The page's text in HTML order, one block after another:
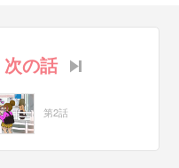
次の話
第2話